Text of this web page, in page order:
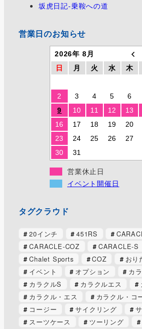
坂虎日記-乗鞍への道
営業日のお知らせ
2026年 8月
日
月 火 水 木
2
3 4 5 6
9
10 11 12 13
16
17 18 19 20
23
24 25 26 27
30
31
営業休止日
イベント開催日
タグクラウド
20インチ 451RS
CARACLE-COZ
CARACLE-S
Chalet Sports
COZ
おり
イベント
オプション
カ
カラクルS
カラクルエス
カラクル・エス
カラクル・コ
コージー
サイクリング
スーツケース
ツーリング